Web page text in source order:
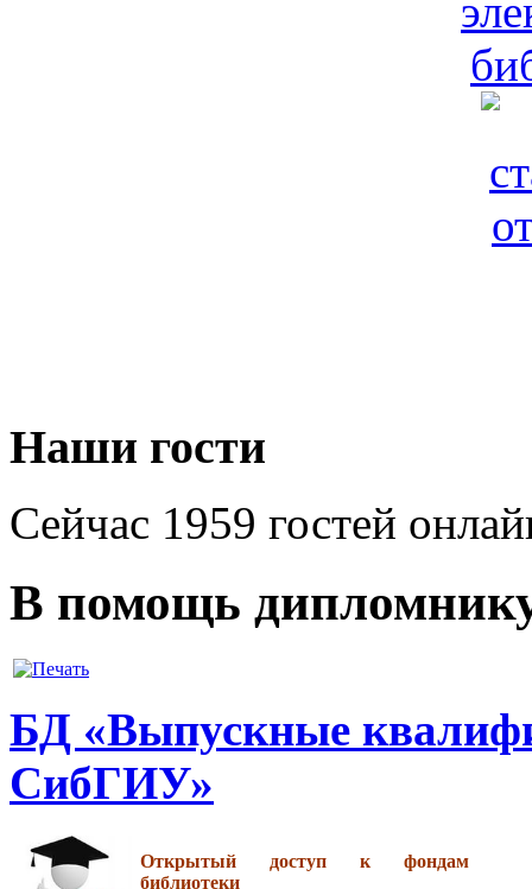
Наши гости
Сейчас 1959 гостей
В помощь
БД «Выпускные
СибГИУ»
Открытый доступ к фондам
библиотеки